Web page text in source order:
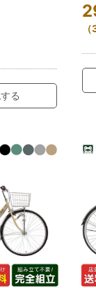
る
（